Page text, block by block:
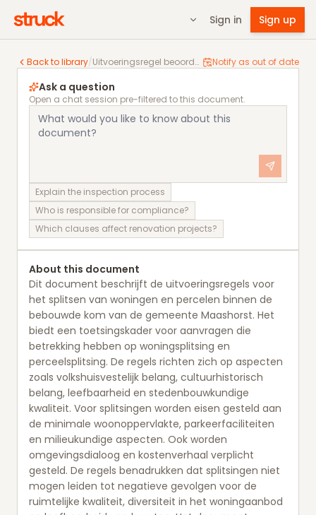
Sign in Sign up
Back to library/ Uitvoeringsregel beoordeling splitsen woningen en percelen binnen de bebouwde kom Notify as out of date
Uitvoeringsregel beoordeling splitsen woningen en
Ask a question
Open a chat session pre-filtered to this document.
Explain the inspection process
Who is responsible for compliance?
Which clauses affect renovation projects?
About this document
Dit document beschrijft de uitvoeringsregels voor
het splitsen van woningen en percelen binnen de
bebouwde kom van de gemeente Maashorst. Het
biedt een toetsingskader voor aanvragen die
betrekking hebben op woningsplitsing en
perceelsplitsing. De regels richten zich op aspecten
zoals volkshuisvestelijk belang, cultuurhistorisch
belang, leefbaarheid en stedenbouwkundige
kwaliteit. Voor splitsingen worden eisen gesteld aan
de minimale woonoppervlakte, parkeerfaciliteiten
en milieukundige aspecten. Ook worden
omgevingsdialoog en kostenverhaal verplicht
gesteld. De regels benadrukken dat splitsingen niet
mogen leiden tot negatieve gevolgen voor de
ruimtelijke kwaliteit, diversiteit in het woningaanbod